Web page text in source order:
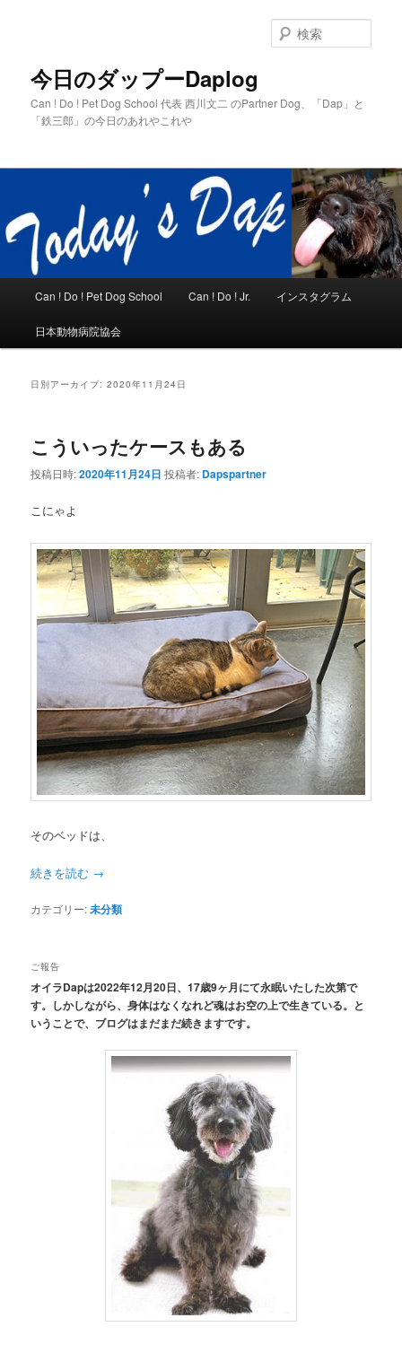
今日のダップーDaplog
Can ! Do ! Pet Dog School 代表 西川文二 のPartner Dog、「Dap」と
「鉄三郎」の今日のあれやこれや
索
Can ! Do ! Pet Dog School Can ! Do ! Jr. インスタグラム
日本動物病院協会
日別アーカイブ:2020年11月24日
こういったケースもある
投稿日時:2020年11月24日 投稿者: Dapspartner
こにゃよ
そのベッドは、
続きを読む →
カテゴリー:未分類
ご報告
オイラDapは2022年12月20日、17歳9ヶ月にて永眠いたした次第で
す。しかしながら、身体はなくなれど魂はお空の上で生きている。と
いうことで、ブログはまだまだ続きますです。